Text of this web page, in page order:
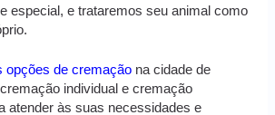
especial, e trataremos seu animal como
opções de cremação na cidade de
individual e cremação
atender às suas necessidades e